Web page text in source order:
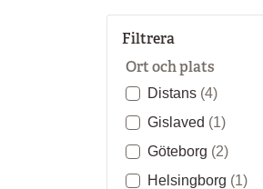
Filtrera
Ort och plats
Distans (4)
Gislaved (1)
Göteborg (2)
Helsingborg (1)